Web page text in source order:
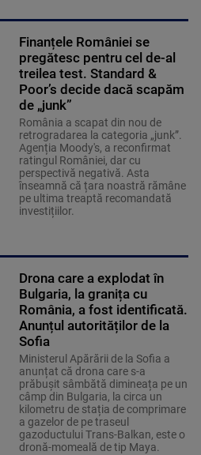
Finanțele României se
pregătesc pentru cel de-al
treilea test. Standard &
Poor’s decide dacă scapăm
de „junk”
România a scapat din nou de
retrogradarea la categoria „junk”.
Agenția Moody's, a reconfirmat
ratingul României, dar cu
perspectivă negativă. Asta
înseamnă că țara noastră rămâne
pe ultima treaptă recomandată
investițiilor.
Drona care a explodat în
Bulgaria, la granița cu
România, a fost identificată.
Anunțul autorităților de la
Sofia
Ministerul Apărării de la Sofia a
anunțat că drona care s-a
prăbușit sâmbătă dimineața pe un
câmp din Bulgaria, la circa un
kilometru de stația de comprimare
a gazelor de pe traseul
gazoductului Trans-Balkan, este o
dronă-momeală de tip Maya.